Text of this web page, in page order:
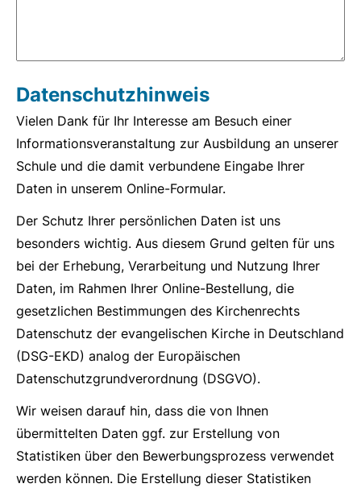
Datenschutzhinweis
Vielen Dank für Ihr Interesse am Besuch einer
Informationsveranstaltung zur Ausbildung an unserer
Schule und die damit verbundene Eingabe Ihrer
Daten in unserem Online-Formular.
Der Schutz Ihrer persönlichen Daten ist uns
besonders wichtig. Aus diesem Grund gelten für uns
bei der Erhebung, Verarbeitung und Nutzung Ihrer
Daten, im Rahmen Ihrer Online-Bestellung, die
gesetzlichen Bestimmungen des Kirchenrechts
Datenschutz der evangelischen Kirche in Deutschland
(DSG-EKD) analog der Europäischen
Datenschutzgrundverordnung (DSGVO).
Wir weisen darauf hin, dass die von Ihnen
übermittelten Daten ggf. zur Erstellung von
Statistiken über den Bewerbungsprozess verwendet
werden können. Die Erstellung dieser Statistiken